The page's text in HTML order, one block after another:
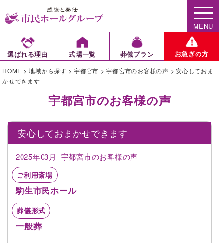
MENU
選ばれる理由 式場一覧 葬儀プラン お急ぎの方
HOME >地域から探す > 宇都宮市 >宇都宮市のお客様の声 > 安心しておま
かせできます
宇都宮市のお客様の声
安心しておまかせできます
2025年03月 宇都宮市のお客様の声
ご利用斎場
駒生市民ホール
葬儀形式
一般葬